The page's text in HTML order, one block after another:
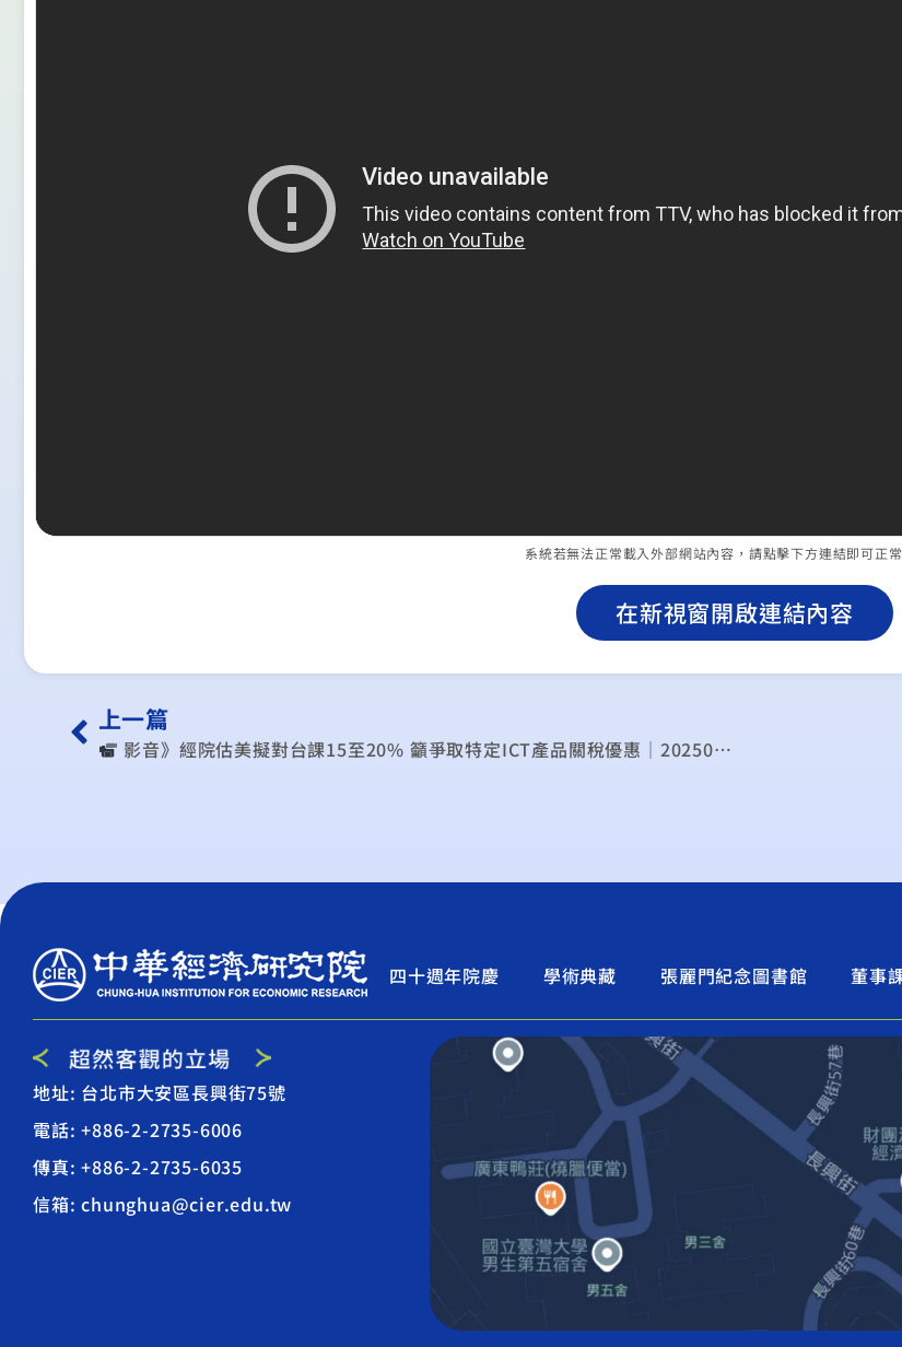
系統若無法正常載入外部網站內容，請點擊下方連結即可正常
在新視窗開啟連結內容
上一篇
︎ 影音》經院估美擬對台課15至20% 籲爭取特定ICT產品關稅優惠｜20250428 公視晚間新聞
四十週年院慶 學術典藏 張麗門紀念圖書館 董事
地址: 台北市大安區長興街75號
電話: +886-2-2735-6006
傳真: +886-2-2735-6035
信箱: chunghua@cier.edu.tw